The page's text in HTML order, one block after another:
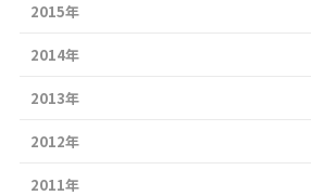
2015年
2014年
2013年
2012年
2011年